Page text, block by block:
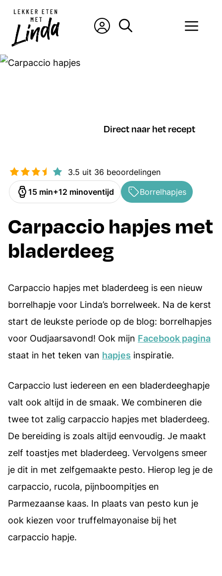
naar
inhoud
Direct naar het recept
3.5 uit 36 beoordelingen
15minuten
min oventijd
12minuten
min Borrelhapjes
Carpaccio hapjes met
bladerdeeg
Carpaccio hapjes met bladerdeeg is een nieuw
borrelhapje voor Linda’s borrelweek. Na de kerst
start de leukste periode op de blog: borrelhapjes
voor Oudjaarsavond! Ook mijn Facebook pagina
staat in het teken van hapjes inspiratie.
Carpaccio lust iedereen en een bladerdeeghapje
valt ook altijd in de smaak. We combineren die
twee tot zalig carpaccio hapjes met bladerdeeg.
De bereiding is zoals altijd eenvoudig. Je maakt
zelf toastjes met bladerdeeg. Vervolgens smeer
je dit in met zelfgemaakte pesto. Hierop leg je de
carpaccio, rucola, pijnboompitjes en
Parmezaanse kaas. In plaats van pesto kun je
ook kiezen voor truffelmayonaise bij het
carpaccio hapje.